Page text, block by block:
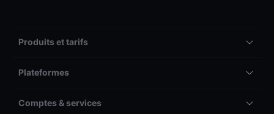
Produits et tarifs
Plateformes
Comptes & services